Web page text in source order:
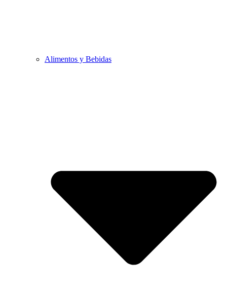
Alimentos y Bebidas